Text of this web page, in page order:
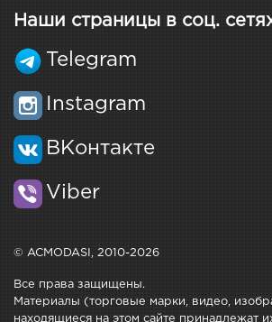
Наши страницы в соц.
Telegram
Instagram
ВКонтакте
Viber
© ACMODASI, 2010-2026
Все права защищены.
Материалы (торговые марки, видео,
находящиеся на этом сайте принадлежат